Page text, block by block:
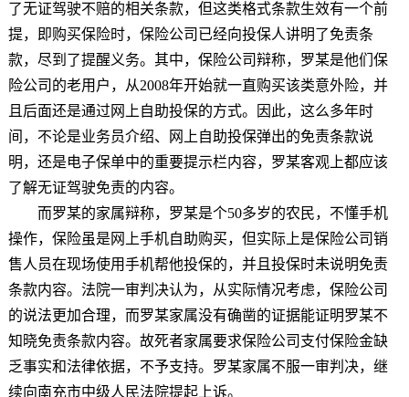
了无证驾驶不赔的相关条款，但这类格式条款生效有一个前
提，即购买保险时，保险公司已经向投保人讲明了免责条
款，尽到了提醒义务。其中，保险公司辩称，罗某是他们保
险公司的老用户，从2008年开始就一直购买该类意外险，并
且后面还是通过网上自助投保的方式。因此，这么多年时
间，不论是业务员介绍、网上自助投保弹出的免责条款说
明，还是电子保单中的重要提示栏内容，罗某客观上都应该
了解无证驾驶免责的内容。
而罗某的家属辩称，罗某是个50多岁的农民，不懂手机
操作，保险虽是网上手机自助购买，但实际上是保险公司销
售人员在现场使用手机帮他投保的，并且投保时未说明免责
条款内容。法院一审判决认为，从实际情况考虑，保险公司
的说法更加合理，而罗某家属没有确凿的证据能证明罗某不
知晓免责条款内容。故死者家属要求保险公司支付保险金缺
乏事实和法律依据，不予支持。罗某家属不服一审判决，继
续向南充市中级人民法院提起上诉。